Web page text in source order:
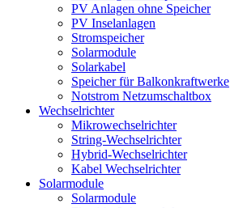
PV Anlagen ohne Speicher
PV Inselanlagen
Stromspeicher
Solarmodule
Solarkabel
Speicher für Balkonkraftwerke
Notstrom Netzumschaltbox
Wechselrichter
Mikrowechselrichter
String-Wechselrichter
Hybrid-Wechselrichter
Kabel Wechselrichter
Solarmodule
Solarmodule